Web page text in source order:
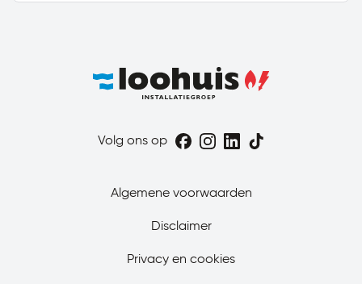
Algemene voorwaarden
Disclaimer
Privacy en cookies
Volg ons op